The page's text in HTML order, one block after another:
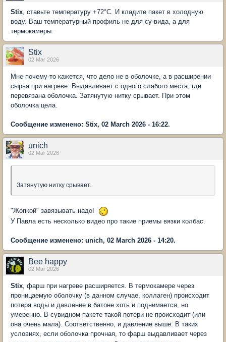
Stix, ставьте температуру +72°С. И кладите пакет в холодную
воду. Ваш температурный профиль не для су-вида, а для
термокамеры.
Stix
02 Mar 2026
Мне почему-то кажется, что дело не в оболочке, а в расширении
сырья при нагреве. Выдавливает с одного слабого места, где
перевязана оболочка. Затянутую нитку срывает. При этом
оболочка цела.
Сообщение изменено: Stix, 02 March 2026 - 16:22.
unich
02 Mar 2026
Затянутую нитку срывает.
"Жопкой" завязывать надо!
У Павла есть несколько видео про такие приемы вязки колбас.
Сообщение изменено: unich, 02 March 2026 - 14:20.
Bee happy
02 Mar 2026
Stix , фарш при нагреве расширяется. В термокамере через
проницаемую оболочку (в данном случае, коллаген) происходит
потеря воды и давление в батоне хоть и поднимается, но
умеренно. В сувидном пакете такой потери не происходит (или
она очень мала). Соответственно, и давление выше. В таких
условиях, если оболочка прочная, то фарш выдавливает через